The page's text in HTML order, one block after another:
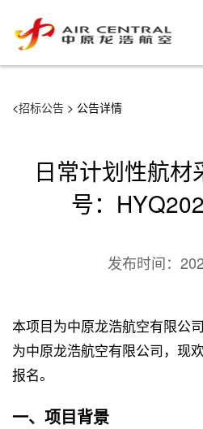
用户案例
<招标公告 > 公告详情
日常计划性航材
号：
发布时间：
本项目为中原龙浩航空有限公
为中原龙浩航空有限公司，现
报名。
一、项目背景